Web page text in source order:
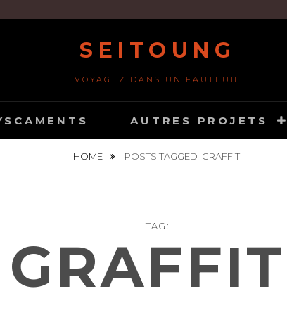
SEITOUNG
VOYAGEZ DANS UN FAUTEUIL
AUTRES PROJETS
HOME POSTS TAGGED GRAFFITI
TAG: